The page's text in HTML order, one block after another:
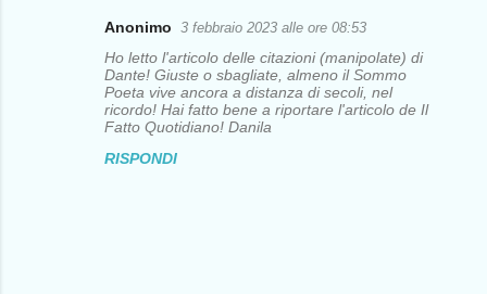
Anonimo 3 febbraio 2023 alle ore 08:53
Ho letto l'articolo delle citazioni (manipolate) di
Dante! Giuste o sbagliate, almeno il Sommo
Poeta vive ancora a distanza di secoli, nel
ricordo! Hai fatto bene a riportare l'articolo de Il
Fatto Quotidiano! Danila
RISPONDI